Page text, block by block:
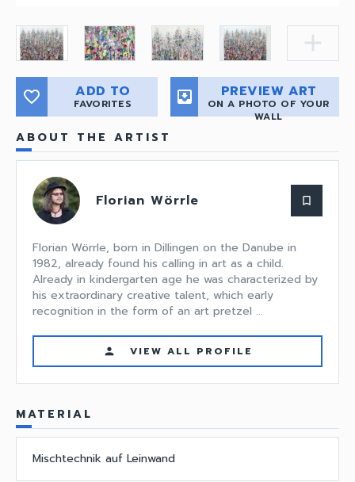
add
favorite_border ADD TO
FAVORITES move_to_inbox PREVIEW ART
ON A PHOTO OF YOUR
WALL
ABOUT THE ARTIST
Florian Wörrle bookmark_border
Florian Wörrle, born in Dillingen on the Danube in
1982, already found his calling in art as a child.
Already in kindergarten age he was characterized by
his extraordinary creative talent, which early
recognition in the form of an art pretzel ...
person VIEW ALL PROFILE
MATERIAL
Mischtechnik auf Leinwand